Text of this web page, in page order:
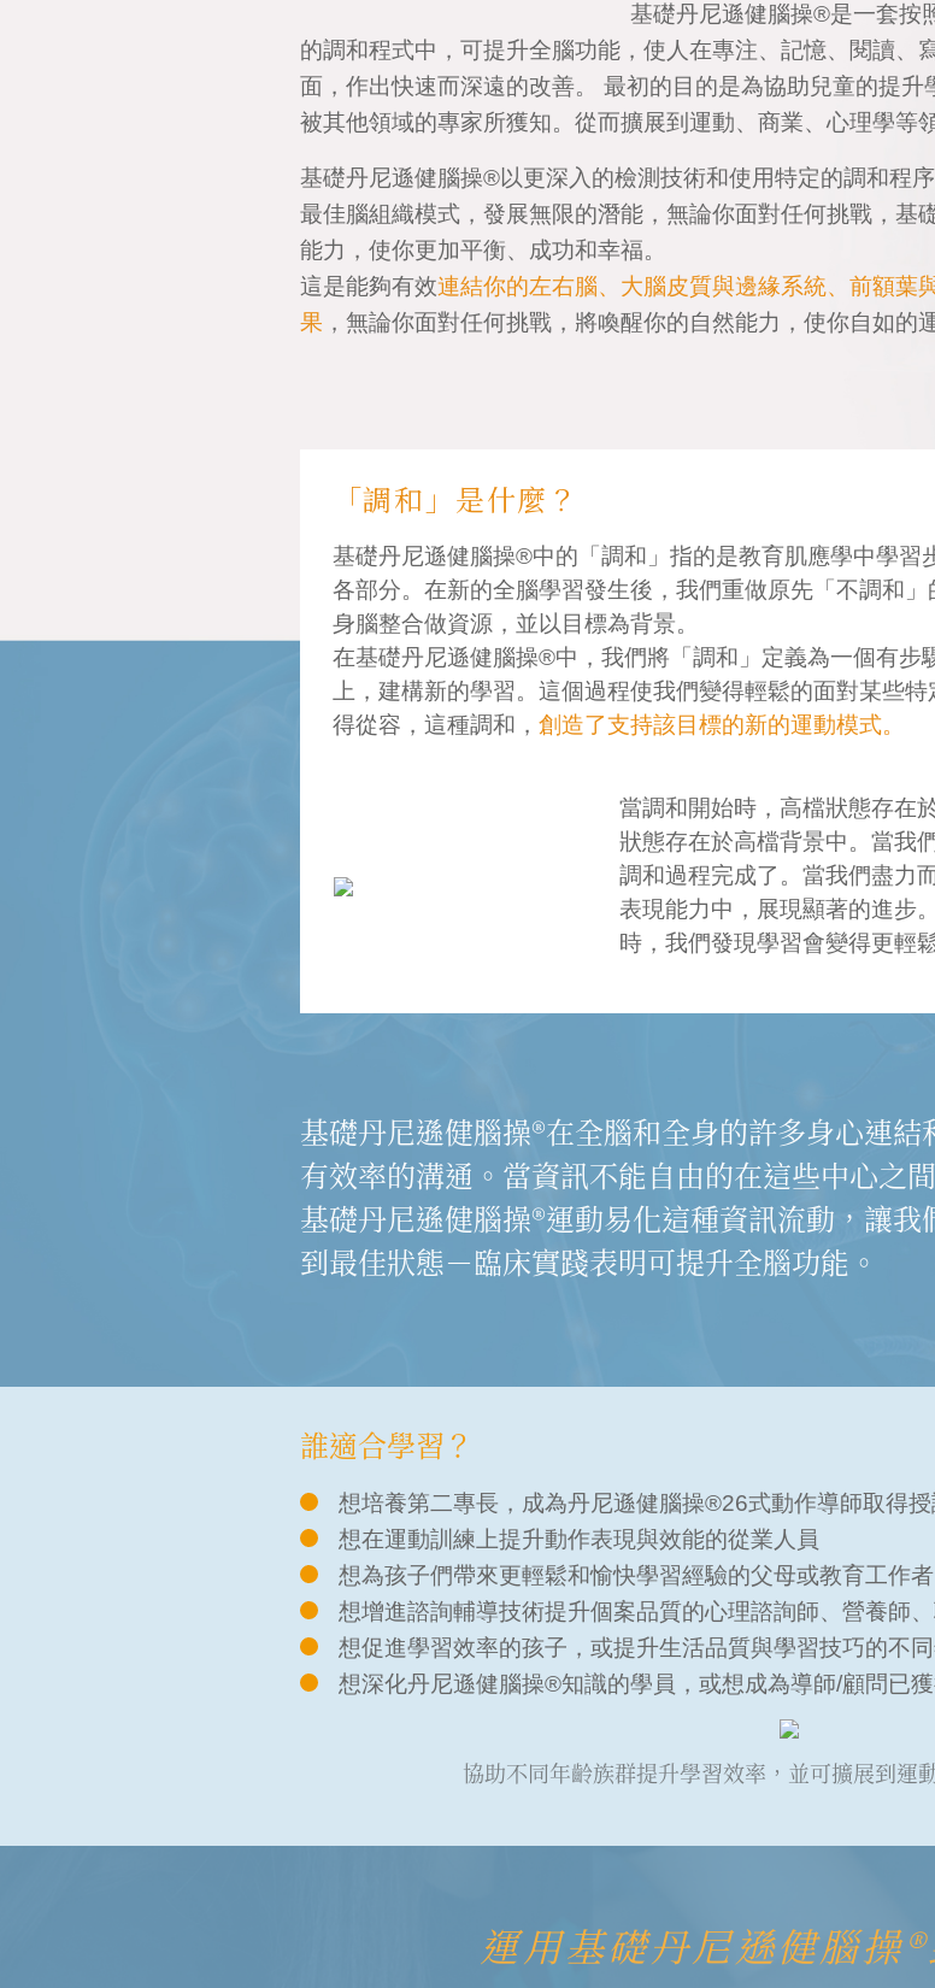
基礎丹尼遜健腦操®是一套按
的調和程式中，可提升全腦功能，使人在專注、記憶、閱讀、
面，作出快速而深遠的改善。 最初的目的是為協助兒童的提
被其他領域的專家所獲知。從而擴展到運動、商業、心理學等領
基礎丹尼遜健腦操®以更深入的檢測技術和使用特定的調和程
最佳腦組織模式，發展無限的潛能，無論你面對任何挑戰，基
能力，使你更加平衡、成功和幸福。
這是能夠有效連結你的左右腦、大腦皮質與邊緣系統、前額葉
果 ，無論你面對任何挑戰，將喚醒你的自然能力，使你自如的
「調和」是什麼？
基礎丹尼遜健腦操®中的「調和」指的是教育肌應學中學習
各部分。在新的全腦學習發生後，我們重做原先「不調和
身腦整合做資源，並以目標為背景。
在基礎丹尼遜健腦操®中，我們將「調和」定義為一個有步
上，建構新的學習。這個過程使我們變得輕鬆的面對某些
得從容，這種調和， 創造了支持該目標的新的運動模式。
當調和開始時，高檔狀態存在
狀態存在於高檔背景中。當我
調和過程完成了。當我們盡力
表現能力中，展現顯著的進步
時，我們發現學習會變得更輕
基礎丹尼遜健腦操®在全腦和全身的許多身心連
有效率的溝通。當資訊不能自由的在這些中心之
基礎丹尼遜健腦操®運動易化這種資訊流動，讓
到最佳狀態－臨床實踐表明可提升全腦功能。
誰適合學習？
想培養第二專長，成為丹尼遜健腦操®26式動作導師取得授
想在運動訓練上提升動作表現與效能的從業人員
想為孩子們帶來更輕鬆和愉快學習經驗的父母或教育工作者
想增進諮詢輔導技術提升個案品質的心理諮詢師、營養師
想促進學習效率的孩子，或提升生活品質與學習技巧的不
想深化丹尼遜健腦操®知識的學員，或想成為導師/顧問已
協助不同年齡族群提升學習效率，並可擴展到運
運用基礎丹尼遜健腦操